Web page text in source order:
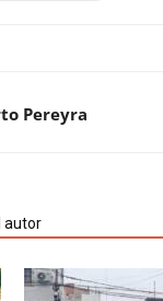
Pereyra
autor